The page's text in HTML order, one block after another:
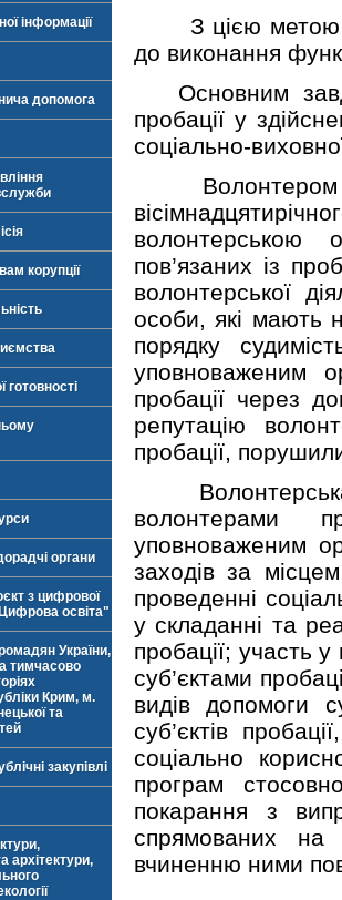
інформації
допомога
корупції
готовності
органи
з цифрової
освіта"
України,
тимчасово
Крим, м.
та
закупівлі
архітектури,
З цією метою
до виконання
Основним
пробації у
соціально-
Волонтером
волонтерською
пов’язаних із
волонтерської
особи, які мають
порядку
уповноваженим
пробації через
репутацію
пробації,
Волонтерська
волонтерами
уповноваженим
заходів за
проведенні
у складанні та
пробації; участь
суб’єктами
видів допомоги
суб’єктів
соціально
програм
покарання з
спрямованих на
вчиненню ними